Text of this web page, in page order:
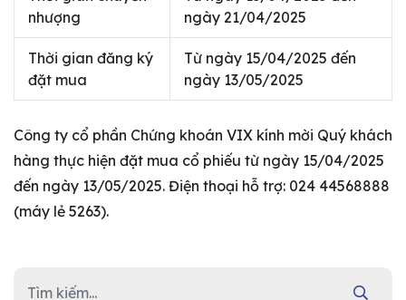
nhượng
ngày 21/04/2025
Thời gian đăng ký
đặt mua
Từ ngày 15/04/2025 đến
ngày 13/05/2025
Công ty cổ phần Chứng khoán VIX kính mời Quý khách
hàng thực hiện đặt mua cổ phiếu từ ngày 15/04/2025
đến ngày 13/05/2025. Điện thoại hỗ trợ: 024 44568888
(máy lẻ 5263).